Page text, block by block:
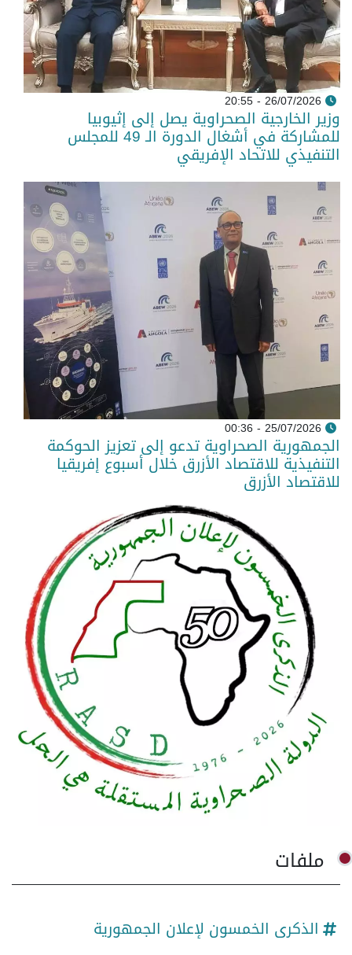
26/07/2026 - 20:55
وزير الخارجية الصحراوية يصل إلى إثيوبيا
للمشاركة في أشغال الدورة الـ 49 للمجلس
التنفيذي للاتحاد الإفريقي
25/07/2026 - 00:36
الجمهورية الصحراوية تدعو إلى تعزيز الحوكمة
التنفيذية للاقتصاد الأزرق خلال أسبوع إفريقيا
للاقتصاد الأزرق
ملفات
الذكرى الخمسون لإعلان الجمهورية